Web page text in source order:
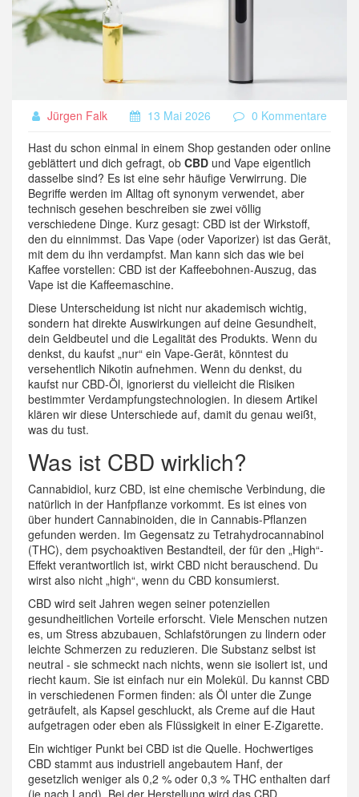
Jürgen Falk 13 Mai 2026
0 Kommentare
Hast du schon einmal in einem Shop gestanden oder online
geblättert und dich gefragt, ob CBD und Vape eigentlich
dasselbe sind? Es ist eine sehr häufige Verwirrung. Die
Begriffe werden im Alltag oft synonym verwendet, aber
technisch gesehen beschreiben sie zwei völlig
verschiedene Dinge. Kurz gesagt: CBD ist der Wirkstoff,
den du einnimmst. Das Vape (oder Vaporizer) ist das Gerät,
mit dem du ihn verdampfst. Man kann sich das wie bei
Kaffee vorstellen: CBD ist der Kaffeebohnen-Auszug, das
Vape ist die Kaffeemaschine.
Diese Unterscheidung ist nicht nur akademisch wichtig,
sondern hat direkte Auswirkungen auf deine Gesundheit,
dein Geldbeutel und die Legalität des Produkts. Wenn du
denkst, du kaufst „nur“ ein Vape-Gerät, könntest du
versehentlich Nikotin aufnehmen. Wenn du denkst, du
kaufst nur CBD-Öl, ignorierst du vielleicht die Risiken
bestimmter Verdampfungstechnologien. In diesem Artikel
klären wir diese Unterschiede auf, damit du genau weißt,
was du tust.
Was ist CBD wirklich?
Cannabidiol, kurz CBD, ist eine chemische Verbindung, die
natürlich in der Hanfpflanze vorkommt. Es ist eines von
über hundert Cannabinoiden, die in Cannabis-Pflanzen
gefunden werden. Im Gegensatz zu Tetrahydrocannabinol
(THC), dem psychoaktiven Bestandteil, der für den „High“-
Effekt verantwortlich ist, wirkt CBD nicht berauschend. Du
wirst also nicht „high“, wenn du CBD konsumierst.
CBD wird seit Jahren wegen seiner potenziellen
gesundheitlichen Vorteile erforscht. Viele Menschen nutzen
es, um Stress abzubauen, Schlafstörungen zu lindern oder
leichte Schmerzen zu reduzieren. Die Substanz selbst ist
neutral - sie schmeckt nach nichts, wenn sie isoliert ist, und
riecht kaum. Sie ist einfach nur ein Molekül. Du kannst CBD
in verschiedenen Formen finden: als Öl unter die Zunge
geträufelt, als Kapsel geschluckt, als Creme auf die Haut
aufgetragen oder eben als Flüssigkeit in einer E-Zigarette.
Ein wichtiger Punkt bei CBD ist die Quelle. Hochwertiges
CBD stammt aus industriell angebautem Hanf, der
gesetzlich weniger als 0,2 % oder 0,3 % THC enthalten darf